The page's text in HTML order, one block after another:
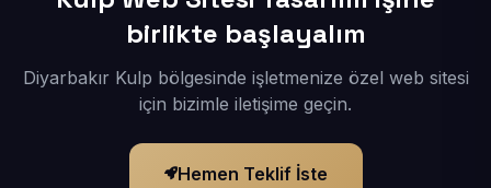
birlikte başlayalım
Diyarbakır Kulp bölgesinde işletmenize özel web sitesi
için bizimle iletişime geçin.
Hemen Teklif İste